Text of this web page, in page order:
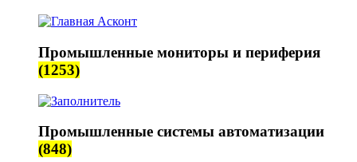
Промышленные мониторы и периферия
(1253)
Промышленные системы автоматизации
(848)